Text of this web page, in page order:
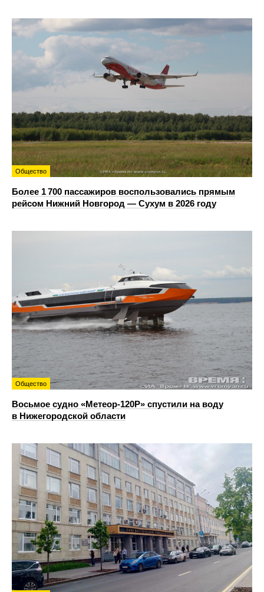
Общество
Более 1 700 пассажиров воспользовались прямым
рейсом Нижний Новгород — Сухум в 2026 году
Общество
Восьмое судно «Метеор-120Р» спустили на воду
в Нижегородской области